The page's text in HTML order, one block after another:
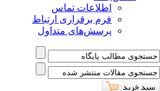
اطلاعات تماس
فرم برقراری ارتباط
پرسش‌های متداول